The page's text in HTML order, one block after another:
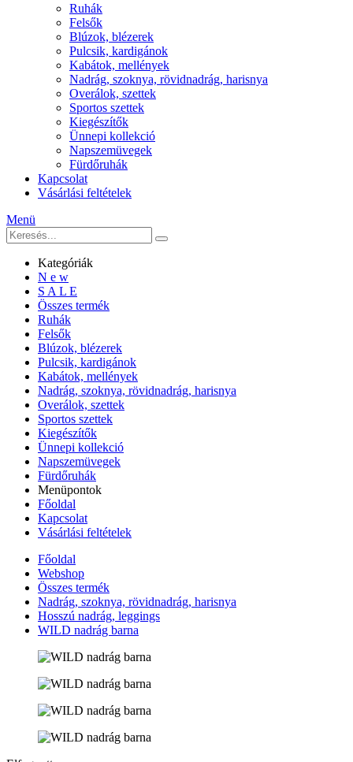
Ruhák
Felsők
Blúzok, blézerek
Pulcsik, kardigánok
Kabátok, mellények
Nadrág, szoknya, rövidnadrág, harisnya
Overálok, szettek
Sportos szettek
Kiegészítők
Ünnepi kollekció
Napszemüvegek
Fürdőruhák
Kapcsolat
Vásárlási feltételek
Menü
Kategóriák
N e w
S A L E
Összes termék
Ruhák
Felsők
Blúzok, blézerek
Pulcsik, kardigánok
Kabátok, mellények
Nadrág, szoknya, rövidnadrág, harisnya
Overálok, szettek
Sportos szettek
Kiegészítők
Ünnepi kollekció
Napszemüvegek
Fürdőruhák
Menüpontok
Főoldal
Kapcsolat
Vásárlási feltételek
Főoldal
Webshop
Összes termék
Nadrág, szoknya, rövidnadrág, harisnya
Hosszú nadrág, leggings
WILD nadrág barna